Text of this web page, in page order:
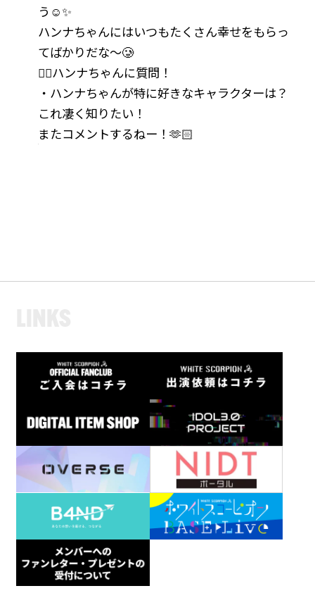
う☺️✨
ハンナちゃんにはいつもたくさん幸せをもらっ
てばかりだな〜🥲
🙋‍♀️ハンナちゃんに質問！
・ハンナちゃんが特に好きなキャラクターは？
これ凄く知りたい！
またコメントするねー！🫶🏻